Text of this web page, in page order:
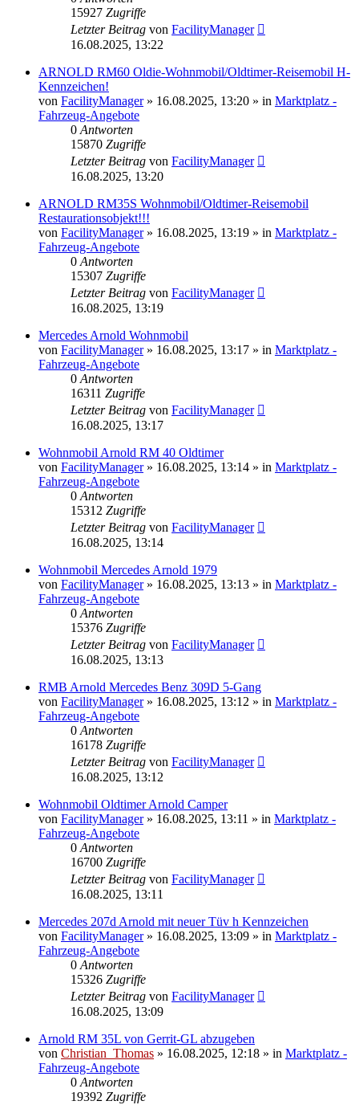
15927 Zugriffe
Letzter Beitrag von FacilityManager
16.08.2025, 13:22
ARNOLD RM60 Oldie-Wohnmobil/Oldtimer-Reisemobil H-
Kennzeichen!
von FacilityManager» 16.08.2025, 13:20 » in Marktplatz -
Fahrzeug-Angebote
0Antworten
15870 Zugriffe
Letzter Beitrag von FacilityManager
16.08.2025, 13:20
ARNOLD RM35S Wohnmobil/Oldtimer-Reisemobil
Restaurationsobjekt!!!
von FacilityManager» 16.08.2025, 13:19 » in Marktplatz -
Fahrzeug-Angebote
0Antworten
15307 Zugriffe
Letzter Beitrag von FacilityManager
16.08.2025, 13:19
Mercedes Arnold Wohnmobil
von FacilityManager» 16.08.2025, 13:17 » in Marktplatz -
Fahrzeug-Angebote
0Antworten
16311 Zugriffe
Letzter Beitrag von FacilityManager
16.08.2025, 13:17
Wohnmobil Arnold RM 40 Oldtimer
von FacilityManager» 16.08.2025, 13:14 » in Marktplatz -
Fahrzeug-Angebote
0Antworten
15312 Zugriffe
Letzter Beitrag von FacilityManager
16.08.2025, 13:14
Wohnmobil Mercedes Arnold 1979
von FacilityManager» 16.08.2025, 13:13 » in Marktplatz -
Fahrzeug-Angebote
0Antworten
15376 Zugriffe
Letzter Beitrag von FacilityManager
16.08.2025, 13:13
RMB Arnold Mercedes Benz 309D 5-Gang
von FacilityManager» 16.08.2025, 13:12 » in Marktplatz -
Fahrzeug-Angebote
0Antworten
16178 Zugriffe
Letzter Beitrag von FacilityManager
16.08.2025, 13:12
Wohnmobil Oldtimer Arnold Camper
von FacilityManager» 16.08.2025, 13:11 » in Marktplatz -
Fahrzeug-Angebote
0Antworten
16700 Zugriffe
Letzter Beitrag von FacilityManager
16.08.2025, 13:11
Mercedes 207d Arnold mit neuer Tüv h Kennzeichen
von FacilityManager» 16.08.2025, 13:09 » in Marktplatz -
Fahrzeug-Angebote
0Antworten
15326 Zugriffe
Letzter Beitrag von FacilityManager
16.08.2025, 13:09
Arnold RM 35L von Gerrit-GL abzugeben
von Christian_Thomas » 16.08.2025, 12:18 » in Marktplatz -
Fahrzeug-Angebote
0Antworten
19392 Zugriffe